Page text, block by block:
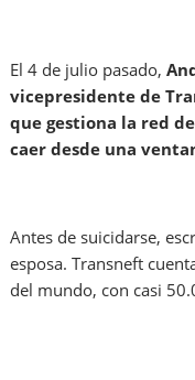
El 4 de julio pasado,
vicepresidente de
que gestiona la red
caer desde una
Antes de suicidarse,
esposa. Transneft
del mundo, con casi